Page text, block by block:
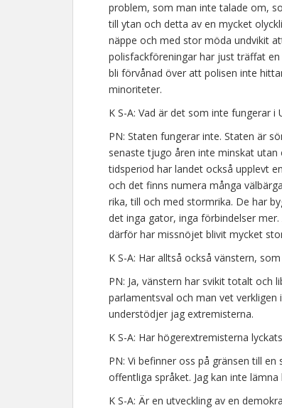
problem, som man inte talade om,
till ytan och detta av en mycket
näppe och med stor möda undvikit
polisfackföreningar har just träffat
bli förvånad över att polisen inte
minoriteter.
K S-A: Vad är det som inte fungerar i
PN: Staten fungerar inte. Staten är
senaste tjugo åren inte minskat
tidsperiod har landet också upplevt
och det finns numera många
rika, till och med stormrika. De har
det inga gator, inga förbindelser
därför har missnöjet blivit mycket
K S-A: Har alltså också vänstern,
PN: Ja, vänstern har svikit totalt och
parlamentsval och man vet
understödjer jag extremisterna.
K S-A: Har högerextremisterna
PN: Vi befinner oss på gränsen till
offentliga språket. Jag kan inte
K S-A: Är en utveckling av en